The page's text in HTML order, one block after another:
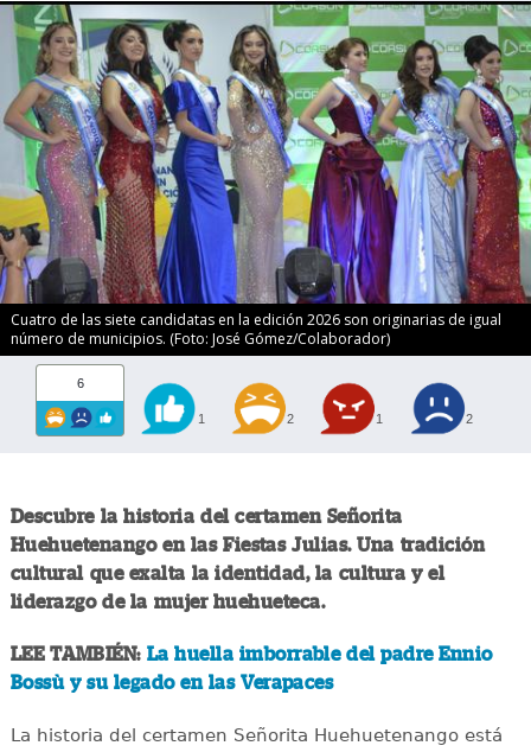
Cuatro de las siete candidatas en la edición 2026 son originarias de igual
número de municipios. (Foto: José Gómez/Colaborador)
6
1 2 1 2
Descubre la historia del certamen Señorita
Huehuetenango en las Fiestas Julias. Una tradición
cultural que exalta la identidad, la cultura y el
liderazgo de la mujer huehueteca.
LEE TAMBIÉN: La huella imborrable del padre Ennio
Bossù y su legado en las Verapaces
La historia del certamen Señorita Huehuetenango está